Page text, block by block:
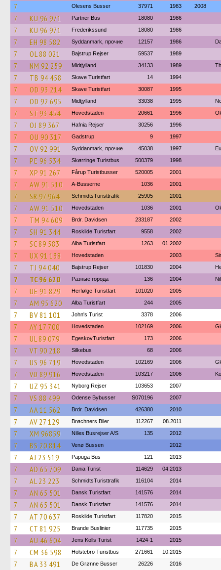
7 Olesens Busser 37971 1983 2008
7 KU 96 971 Partner Bus 18080 1986
7 KU 96 971 Frederikssund 18080 1986
7 EH 98 582 Syddanmark, прочие 12157 1986
7 OL 88 021 Bajstrup Rejser 59537 1989
7 NM 92 259 Midtjylland 34133 1989
7 TB 94 458 Skave Turistfart 14 1994
7 OD 93 214 Skave Turistfart 30087 1995
7 OD 92 695 Midtjylland 33038 1995
7 ST 93 454 Hovedstaden 20661 1996
7 OJ 89 367 Hafnia Rejser 30256 1996
7 OU 90 317 Gadstrup 9 1997
7 OV 92 991 Syddanmark, прочие 45038 1997
7 PE 96 534 Skørringe Turistbus 500379 1998
7 XP 91 267 Fårup Turistbusser 520005 2001
7 AW 91 510 A-Busserne 1036 2001
7 SR 97 964 SchmidtsTuristtrafik 25905 2001
7 AW 91 510 Hovedstaden 1036 2001
7 TM 94 609 Brdr. Davidsen 233187 2002
7 SH 91 344 Roskilde Turistfart 9558 2002
7 SC 89 583 Alba Turistfart 1263 01.2002
7 UX 91 138 Hovedstaden 2003
7 TJ 94 040 Bajstrup Rejser 101830 2004
7 TC 96 620 Разные города 136 2004
7 UE 91 829 Herfølge Turistfart 101020 2005
7 AM 95 620 Alba Turistfart 244 2005
7 BV 81 101 John's Turist 3378 2006
7 AY 17 700 Hovedstaden 102169 2006
7 UL 89 079 EgeskovTuristfart 173 2006
7 VT 90 218 Silkebus 68 2006
7 US 96 719 Hovedstaden 102169 2006
7 VD 89 916 Hovedstaden 103217 2006
7 UZ 95 341 Nyborg Rejser 103653 2007
7 VS 88 499 Odense Bybusser S070196 2007
7 AA 11 562 Brdr. Davidsen 426380 2010
7 AV 27 129 Brøchners Biler 112267 08.2011
7 XM 96859 Nilles Busrejser A/S 135 2012
7 BS 20 814 Venø Bussen 2012
7 AJ 23 519 Papuga Bus 121 2013
7 AD 65 709 Dania Turist 114629 04.2013
7 AL 23 223 SchmidtsTuristtrafik 116104 2014
7 AN 65 501 Dansk Turistfart 141576 2014
7 AN 65 501 Dansk Turistfart 141576 2014
7 AT 70 637 Roskilde Turistfart 117820 2015
7 CT 81 925 Brande Buslinier 117735 2015
7 AU 46 604 Jens Kolls Turist 1424-1 2015
7 CM 36 598 Holstebro Turistbus 271661 10.2015
7 BA 33 491 De Grønne Busser 26226 2016